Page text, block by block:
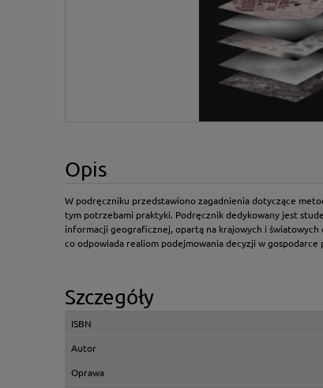
Opis
W podręczniku przedstawiono zagadnienia dotyczące
tym potrzebami praktyki. Podręcznik dedykowany jest
informacji geograficznej, opartą na krajowych i
co odpowiada realiom podejmowania decyzji w
Szczegóły
ISBN
Autor
Oprawa